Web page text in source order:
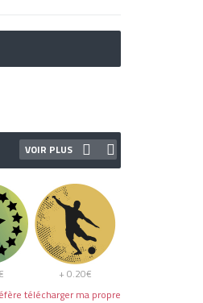
VOIR PLUS
+ 0.20€
télécharger ma propre